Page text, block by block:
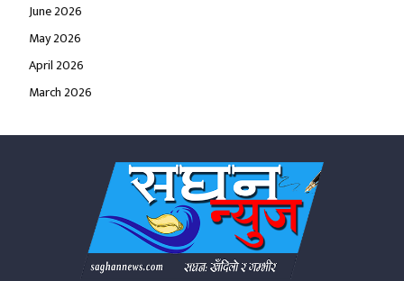
June 2026
May 2026
April 2026
March 2026